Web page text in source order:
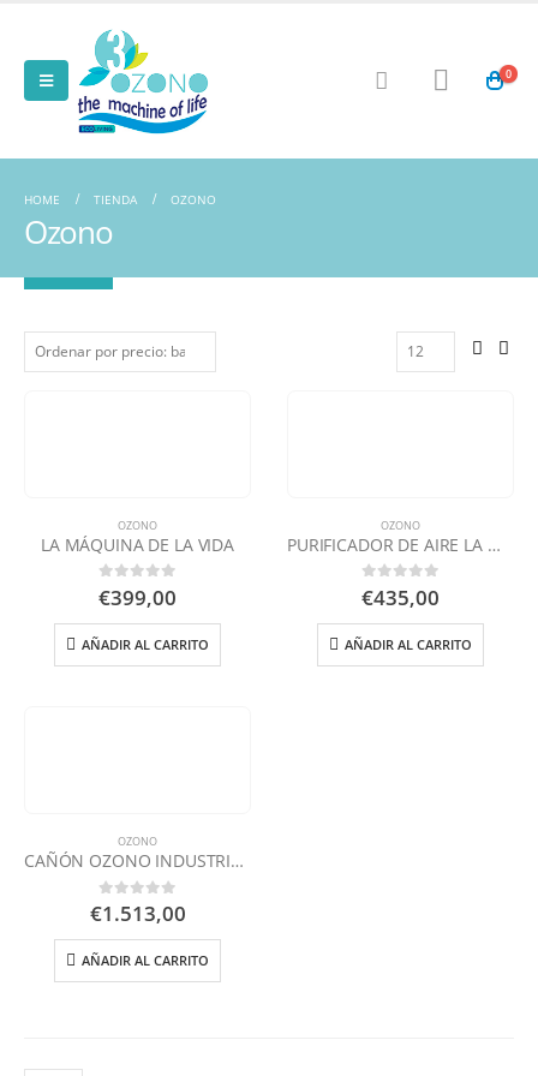
0
HOME TIENDA OZONO
Ozono
OZONO
LA MÁQUINA DE LA VIDA
0out of 5
€399,00
AÑADIR AL CARRITO
OZONO
PURIFICADOR DE AIRE LA MÁQUINA DE LA VIDA
0out of 5
€435,00
AÑADIR AL CARRITO
OZONO
CAÑÓN OZONO INDUSTRIAL 10GR/H
0out of 5
€1.513,00
AÑADIR AL CARRITO
Direccion:
C\ Padre Romano 12 - Albacete
Telefono:
620 246 371
Horario:
Lunes a Viernes / 9:00 - 20:00
ESCRIBENOS
Contacta con nosotros
Politica de Privacidad
Politica de Cookies
SIGUENOS!
Enlaces de Interes
NUESTRAS TIENDAS
Tienda Ozono
Cosmetica Ozono